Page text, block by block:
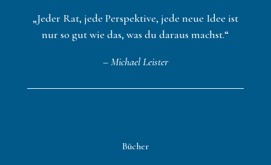
„Jeder Rat, jede Perspektive, jede neue Idee ist
nur so gut wie das, was du daraus machst.“
– Michael Leister
Bücher